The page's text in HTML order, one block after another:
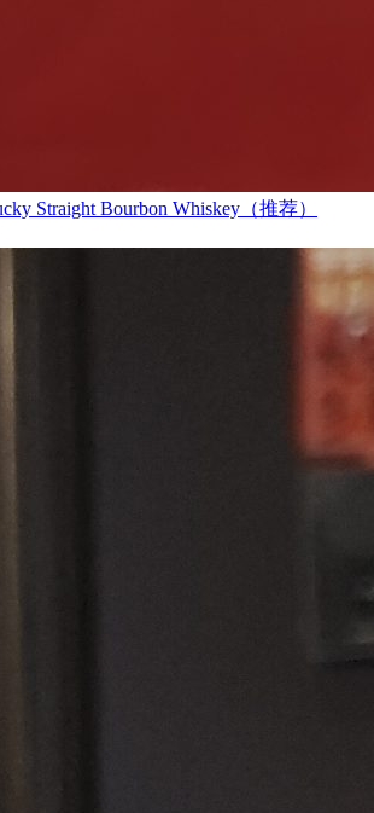
Straight Bourbon Whiskey（推荐）